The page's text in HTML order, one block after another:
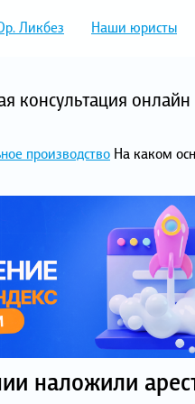
Ликбез Наши юристы
консультация
производство На каком
наложили